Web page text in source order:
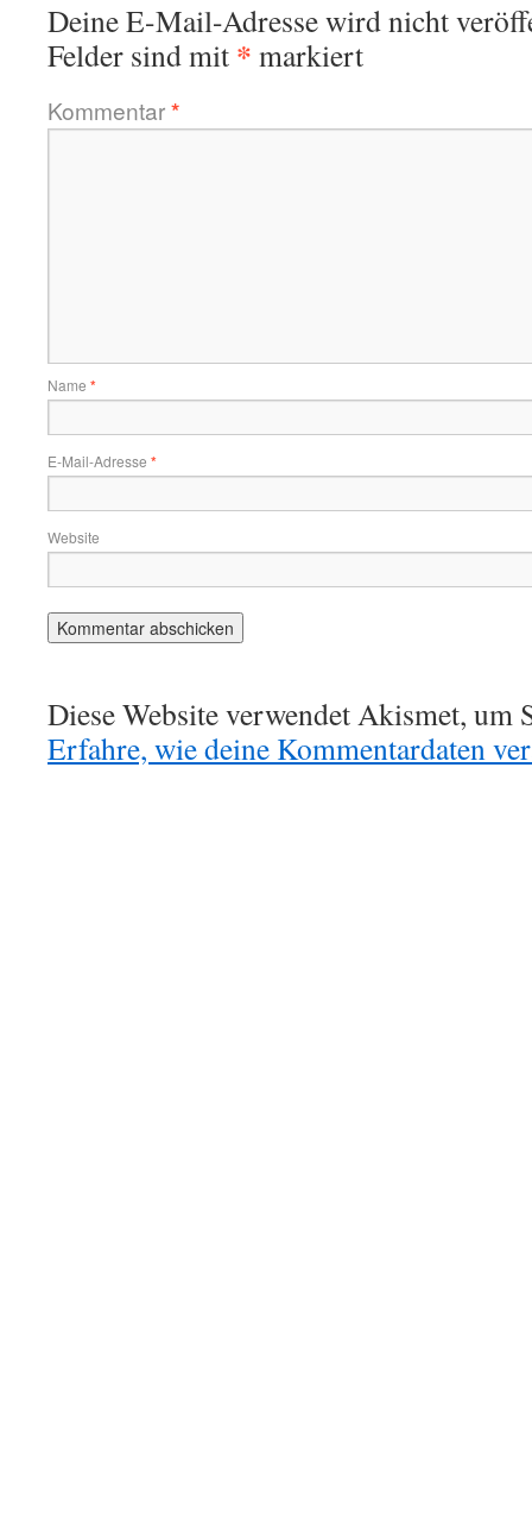
Deine E-Mail-Adresse wird nicht
Felder sind mit * markiert
Kommentar*
Name *
E-Mail-Adresse *
Website
Diese Website verwendet Akismet, um
Erfahre, wie deine Kommentardaten